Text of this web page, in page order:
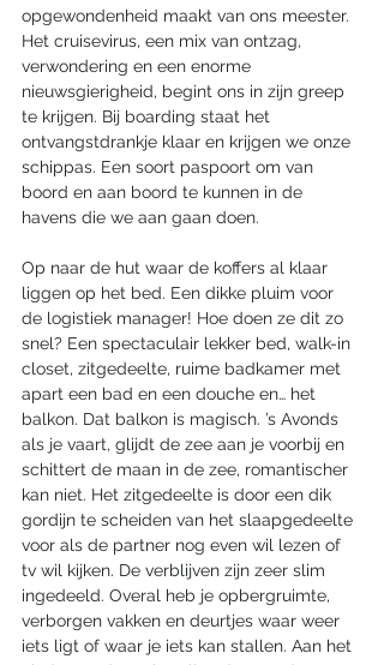
opgewondenheid maakt van ons meester.
Het cruisevirus, een mix van ontzag,
verwondering en een enorme
nieuwsgierigheid, begint ons in zijn greep
te krijgen. Bij boarding staat het
ontvangstdrankje klaar en krijgen we onze
schippas. Een soort paspoort om van
boord en aan boord te kunnen in de
havens die we aan gaan doen.
Op naar de hut waar de koffers al klaar
liggen op het bed. Een dikke pluim voor
de logistiek manager! Hoe doen ze dit zo
snel? Een spectaculair lekker bed, walk-in
closet, zitgedeelte, ruime badkamer met
apart een bad en een douche en… het
balkon. Dat balkon is magisch. ’s Avonds
als je vaart, glijdt de zee aan je voorbij en
schittert de maan in de zee, romantischer
kan niet. Het zitgedeelte is door een dik
gordijn te scheiden van het slaapgedeelte
voor als de partner nog even wil lezen of
tv wil kijken. De verblijven zijn zeer slim
ingedeeld. Overal heb je opbergruimte,
verborgen vakken en deurtjes waar weer
iets ligt of waar je iets kan stallen. Aan het